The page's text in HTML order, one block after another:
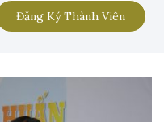
Đăng Ký Thành Viên